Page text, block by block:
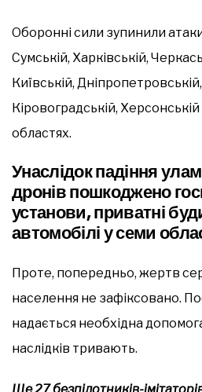
Оборонні сили зупинили
Сумській, Харківській,
Київській,
Кіровоградській, Херсонській
областях.
Унаслідок падіння
дронів пошкоджено
установи, приватні
автомобілі у семи
Проте, попередньо, жертв
населення не зафіксовано.
надається необхідна
наслідків тривають.